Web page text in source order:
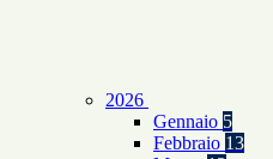
2026
Gennaio 5
Febbraio 13